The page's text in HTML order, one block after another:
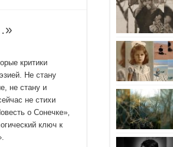
критики
Не стану
не стану и
не стихи
о Сонечке»,
ключ к